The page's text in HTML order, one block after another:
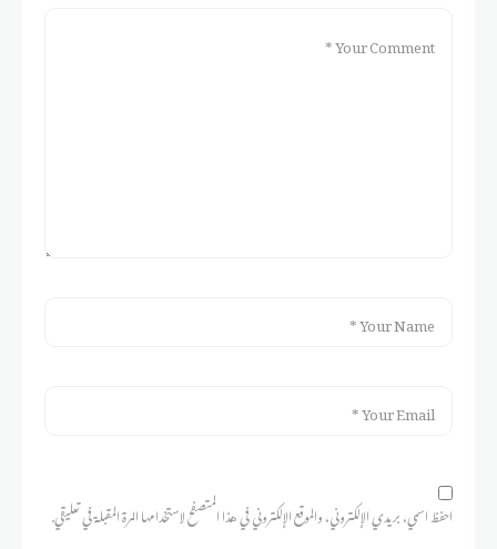
احفظ اسمي، بريدي الإلكتروني، والموقع الإلكتروني في هذا المتصفح لاستخدامها المرة المقبلة في تعليقي.